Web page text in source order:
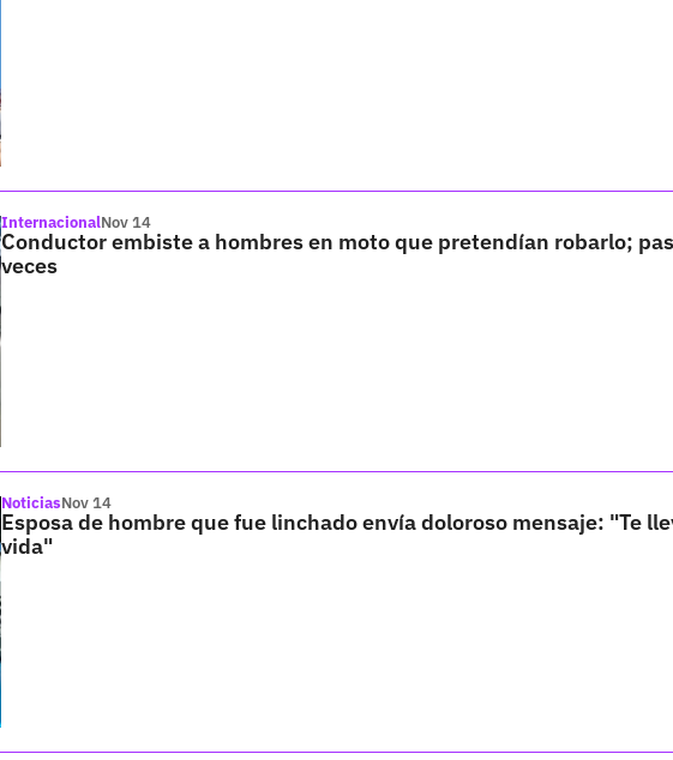
InternacionalNov 14
Conductor embiste a hombres en moto que pretendían robarlo;
veces
NoticiasNov 14
Esposa de hombre que fue linchado envía doloroso mensaje: "Te
vida"